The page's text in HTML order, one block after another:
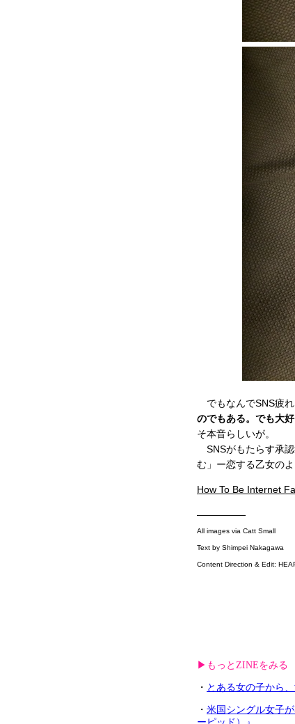
でもなんでSNS疲
のでもある。でも大
そ本音らしいが。
SNSがもたらす承認
む」ー恋する乙女の
How To Be Internet
—————
All images via Catt Small
Text by Shimpei Nakagawa
Content Direction & Edit:
▶︎もっとZINEをみる
・ とある女の子から
・ 米国シングル女子